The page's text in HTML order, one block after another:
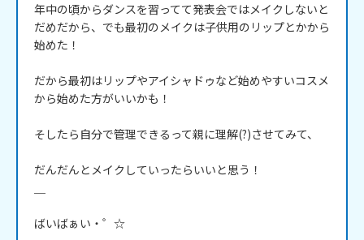
年中の頃からダンスを習ってて発表会ではメイクしないと
だめだから、でも最初のメイクは子供用のリップとかから
始めた！
だから最初はリップやアイシャドゥなど始めやすいコスメ
から始めた方がいいかも！
そしたら自分で管理できるって親に理解(?)させてみて、
だんだんとメイクしていったらいいと思う！
ばいばぁい・゜☆